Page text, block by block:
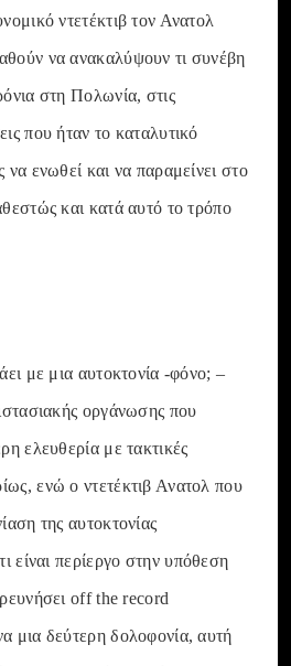
ντετέκτιβ τον Ανατολ
να ανακαλύψουν τι συνέβη
στη Πολωνία, στις
που ήταν το καταλυτικό
να ενωθεί και να παραμείνει στο
και κατά αυτό το τρόπο
με μια αυτοκτονία -φόνο; –
οργάνωσης που
ελευθερία με τακτικές
ενώ ο ντετέκτιβ Ανατολ που
της αυτοκτονίας
είναι περίεργο στην υπόθεση
off the record
μια δεύτερη δολοφονία, αυτή